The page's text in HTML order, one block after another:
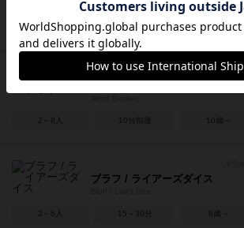
The Game
1～5人 15～20分 8歳～
2～8人 10分前後 10歳～
ブラフ / ライアーズダイス
2～6人 15～30分 8歳～